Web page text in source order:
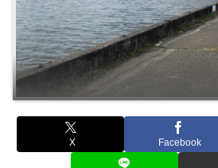
X Facebook